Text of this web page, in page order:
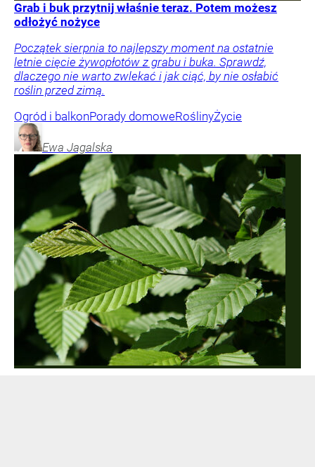
Grab i buk przytnij właśnie teraz. Potem możesz
odłożyć nożyce
Początek sierpnia to najlepszy moment na ostatnie
letnie cięcie żywopłotów z grabu i buka. Sprawdź,
dlaczego nie warto zwlekać i jak ciąć, by nie osłabić
roślin przed zimą.
Ogród i balkonPorady domoweRoślinyŻycie
Ewa Jagalska